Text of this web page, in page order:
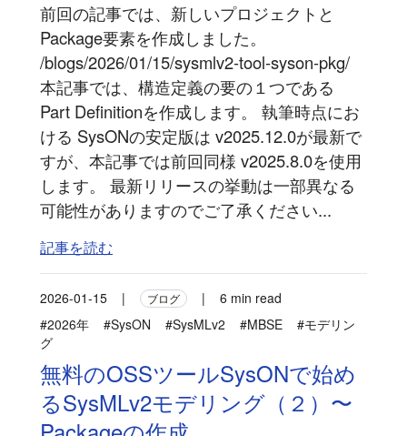
前回の記事では、新しいプロジェクトと
Package要素を作成しました。
/blogs/2026/01/15/sysmlv2-tool-syson-pkg/
本記事では、構造定義の要の１つである
Part Definitionを作成します。 執筆時点にお
ける SysONの安定版は v2025.12.0が最新で
すが、本記事では前回同様 v2025.8.0を使用
します。 最新リリースの挙動は一部異なる
可能性がありますのでご了承ください...
記事を読む
2026-01-15 | ブログ |
6 min read
#2026年
#SysON #SysMLv2 #MBSE
#モデリン
グ
無料のOSSツールSysONで始め
るSysMLv2モデリング（２）〜